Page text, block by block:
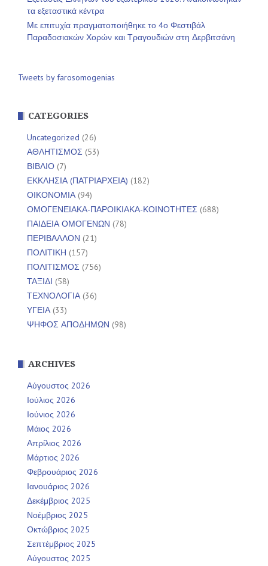
τα εξεταστικά κέντρα
Με επιτυχία πραγματοποιήθηκε το 4ο Φεστιβάλ
Παραδοσιακών Χορών και Τραγουδιών στη Δερβιτσάνη
Tweets by farosomogenias
CATEGORIES
Uncategorized (26)
ΑΘΛΗΤΙΣΜΟΣ (53)
ΒΙΒΛΙΟ (7)
ΕΚΚΛΗΣΙΑ (ΠΑΤΡΙΑΡΧΕΙΑ) (182)
ΟΙΚΟΝΟΜΙΑ(94)
ΟΜΟΓΕΝΕΙΑΚΑ-ΠΑΡΟΙΚΙΑΚΑ-ΚΟΙΝΟΤΗΤΕΣ (688)
ΠΑΙΔΕΙΑ ΟΜΟΓΕΝΩΝ (78)
ΠΕΡΙΒΑΛΛΟΝ (21)
ΠΟΛΙΤΙΚΗ (157)
ΠΟΛΙΤΙΣΜΟΣ (756)
ΤΑΞΙΔΙ (58)
ΤΕΧΝΟΛΟΓΙΑ(36)
ΥΓΕΙΑ(33)
ΨΗΦΟΣ ΑΠΟΔΗΜΩΝ (98)
ARCHIVES
Αύγουστος 2026
Ιούλιος 2026
Ιούνιος 2026
Μάιος 2026
Απρίλιος 2026
Μάρτιος 2026
Φεβρουάριος 2026
Ιανουάριος 2026
Δεκέμβριος 2025
Νοέμβριος 2025
Οκτώβριος 2025
Σεπτέμβριος 2025
Αύγουστος 2025